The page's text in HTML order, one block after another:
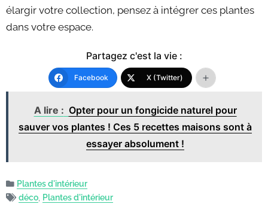
élargir votre collection, pensez à intégrer ces plantes
dans votre espace.
Partagez c'est la vie :
Facebook X (Twitter)
A lire : Opter pour un fongicide naturel pour
sauver vos plantes ! Ces 5 recettes maisons sont à
essayer absolument !
Plantes d'intérieur
déco, Plantes d'intérieur